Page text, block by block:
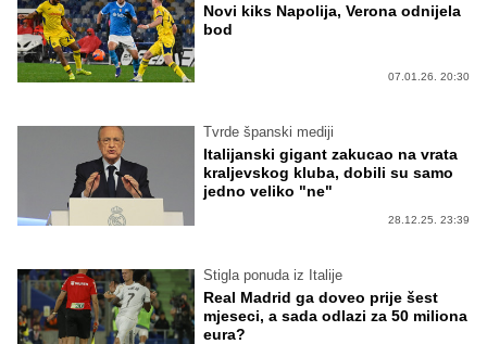
Novi kiks Napolija, Verona odnijela
bod
07.01.26. 20:30
Tvrde španski mediji
Italijanski gigant zakucao na vrata
kraljevskog kluba, dobili su samo
jedno veliko "ne"
28.12.25. 23:39
Stigla ponuda iz Italije
Real Madrid ga doveo prije šest
mjeseci, a sada odlazi za 50 miliona
eura?